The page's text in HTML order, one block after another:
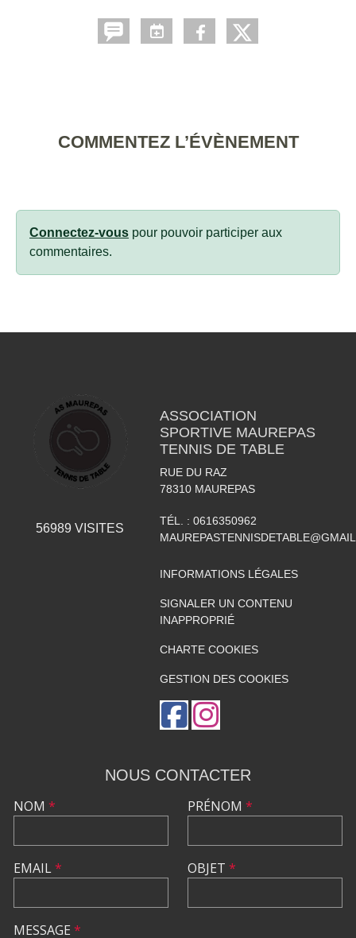
COMMENTEZ L’ÉVÈNEMENT
Connectez-vous pour pouvoir participer aux
commentaires.
56989 VISITES
ASSOCIATION
SPORTIVE MAUREPAS
TENNIS DE TABLE
RUE DU RAZ
78310 MAUREPAS
TÉL. : 0616350962
INFORMATIONS LÉGALES
SIGNALER UN CONTENU
INAPPROPRIÉ
CHARTE COOKIES
GESTION DES COOKIES
NOUS CONTACTER
NOM *
EMAIL*
PRÉNOM *
OBJET *
MESSAGE *